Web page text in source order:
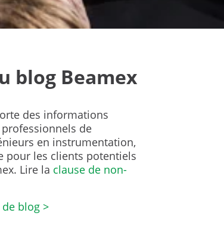
blog Beamex
des informations
de
en instrumentation,
pour les clients potentiels
Lire la clause de non-
blog >